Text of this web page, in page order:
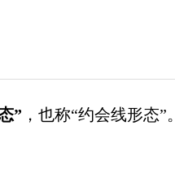
” ，也称“约会线形态”。